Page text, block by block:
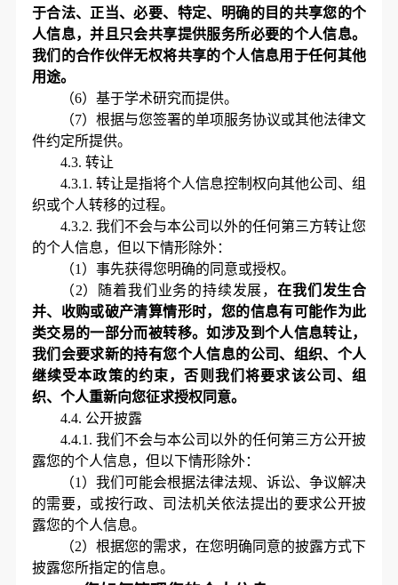
于合法、正当、必要、特定、明确的目的共享您的个
人信息，并且只会共享提供服务所必要的个人信息。
我们的合作伙伴无权将共享的个人信息用于任何其他
用途。
（6）基于学术研究而提供。
（7）根据与您签署的单项服务协议或其他法律文
件约定所提供。
4.3. 转让
4.3.1. 转让是指将个人信息控制权向其他公司、组
织或个人转移的过程。
4.3.2. 我们不会与本公司以外的任何第三方转让您
的个人信息，但以下情形除外：
（1）事先获得您明确的同意或授权。
（2）随着我们业务的持续发展，在我们发生合
并、收购或破产清算情形时，您的信息有可能作为此
类交易的一部分而被转移。如涉及到个人信息转让，
我们会要求新的持有您个人信息的公司、组织、个人
继续受本政策的约束，否则我们将要求该公司、组
织、个人重新向您征求授权同意。
4.4. 公开披露
4.4.1. 我们不会与本公司以外的任何第三方公开披
露您的个人信息，但以下情形除外：
（1）我们可能会根据法律法规、诉讼、争议解决
的需要，或按行政、司法机关依法提出的要求公开披
露您的个人信息。
（2）根据您的需求，在您明确同意的披露方式下
披露您所指定的信息。